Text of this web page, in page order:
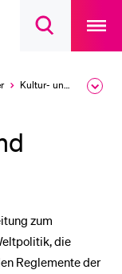
Suchdialog
main
Kultur- und Sozial­wissenschaftliche Fakultät
zum
die
Reglemente der